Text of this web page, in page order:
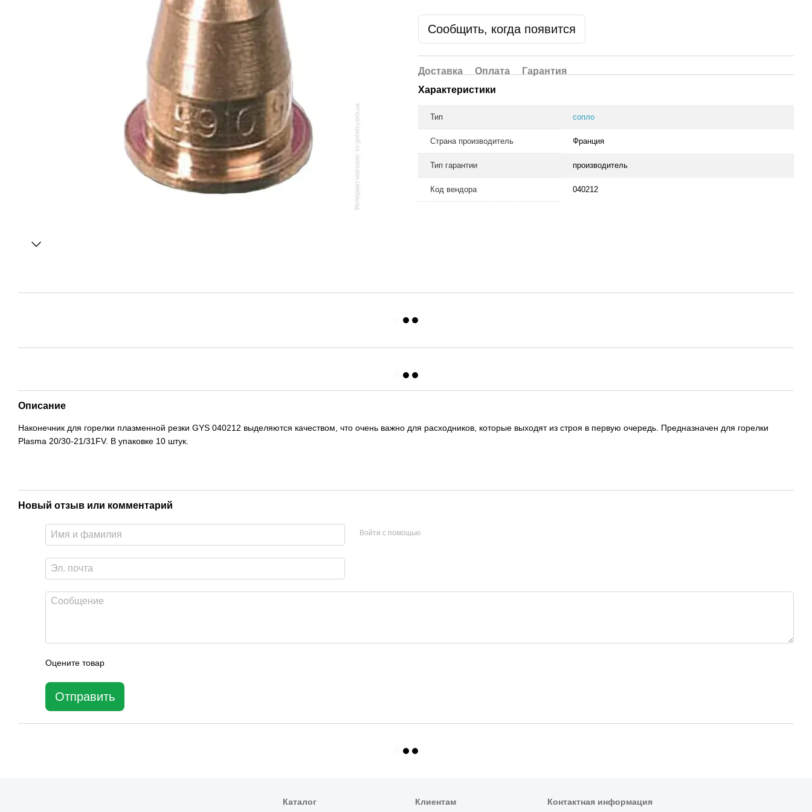
Сообщить, когда появится
Доставка Оплата
Гарантия
Характеристики
Тип сопло
Страна производитель Франция
Тип гарантии производитель
Код вендора 040212
Описание
Наконечник для горелки плазменной резки GYS 040212 выделяются качеством, что очень важно для расходников, которые выходят из строя в первую очередь. Предназначен для горелки
Plasma 20/30-21/31FV. В упаковке 10 штук.
Новый отзыв или комментарий
Войти с помощью
Оцените товар
Отправить
Каталог Клиентам Контактная информация